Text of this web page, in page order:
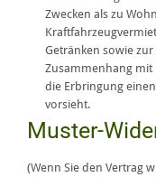
Zwecken als zu
Getränken sowie
Zusammenhang mit
die Erbringung
vorsieht.
Muster-
(Wenn Sie den Vertrag